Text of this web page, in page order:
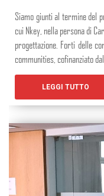
Siamo giunti al termine del
cui Nkey, nella persona di
progettazione. Forti delle
communities, cofinanziato
LEGGI TUTTO